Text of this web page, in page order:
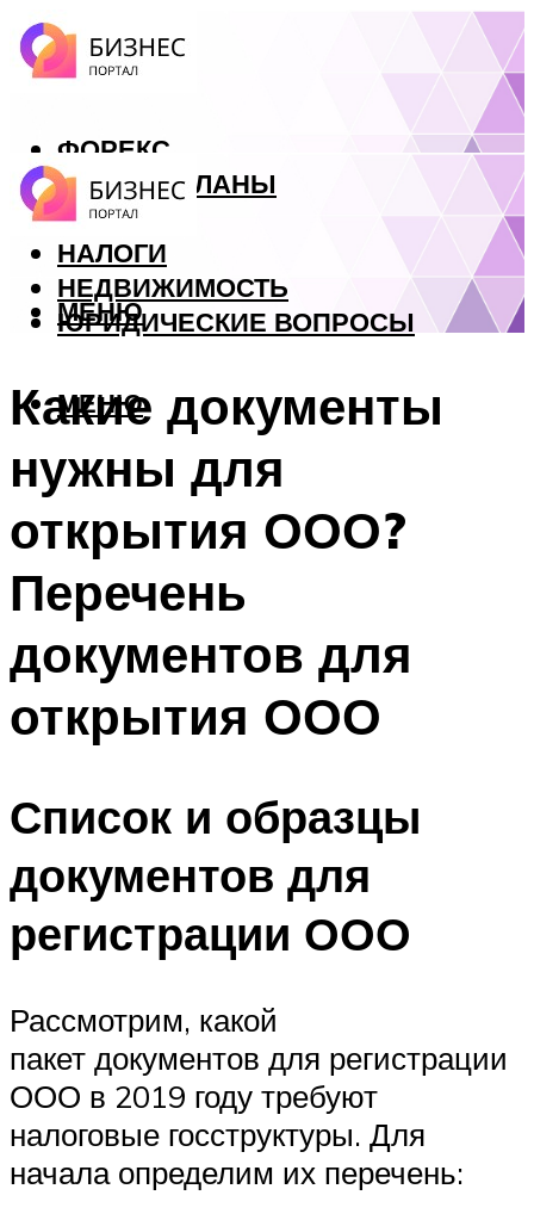
ФОРЕКС
БИЗНЕС ПЛАНЫ
КРЕДИТЫ
НАЛОГИ
НЕДВИЖИМОСТЬ
ЮРИДИЧЕСКИЕ ВОПРОСЫ
МЕНЮ
МЕНЮ
Какие документы
нужны для
открытия ООО?
Перечень
документов для
открытия ООО
Список и образцы
документов для
регистрации ООО
Рассмотрим, какой
пакет документов для регистрации
ООО в 2019 году требуют
налоговые госструктуры. Для
начала определим их перечень: